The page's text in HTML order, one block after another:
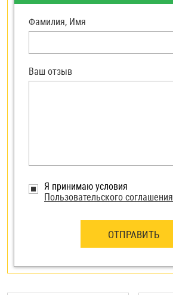
Фамилия, Имя
Я принимаю условия
Пользовательского соглашения
ОТПРАВИТЬ
Ваш отзыв